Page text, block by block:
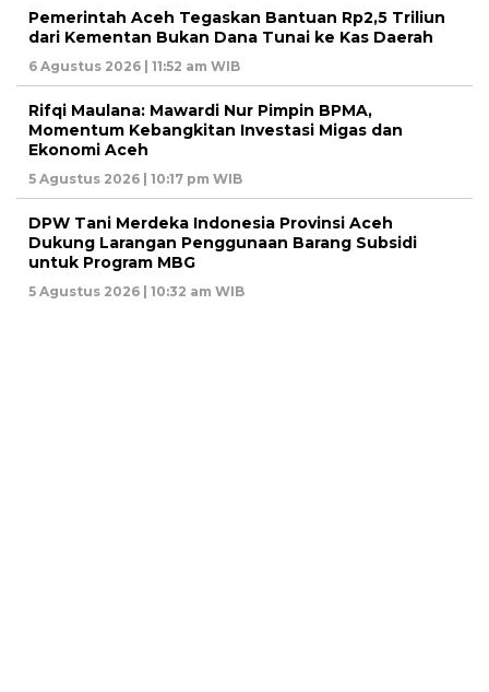
Pemerintah Aceh Tegaskan Bantuan Rp2,5 Triliun
dari Kementan Bukan Dana Tunai ke Kas Daerah
6 Agustus 2026 | 11:52 am WIB
Rifqi Maulana: Mawardi Nur Pimpin BPMA,
Momentum Kebangkitan Investasi Migas dan
Ekonomi Aceh
5 Agustus 2026 | 10:17 pm WIB
DPW Tani Merdeka Indonesia Provinsi Aceh
Dukung Larangan Penggunaan Barang Subsidi
untuk Program MBG
5 Agustus 2026 | 10:32 am WIB